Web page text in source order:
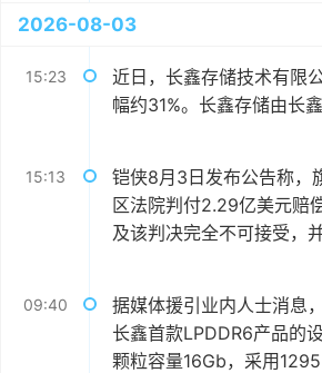
2026-08-03
15:23
近日，长鑫存储技术有限
幅约31%。长鑫存储由长
15:13
铠侠8月3日发布公告称，
区法院判付2.29亿美元赔
及该判决完全不可接受，
09:40
据媒体援引业内人士消息
长鑫首款LPDDR6产品的
颗粒容量16Gb，采用